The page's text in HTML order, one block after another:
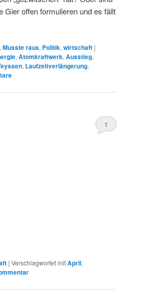
offen formulieren und es fällt
, Musste raus, Politik, wirtschaft |
, Atomkraftwerk, Ausstieg,
, Laufzeitverlängerung,
1
| Verschlagwortet mitApril,